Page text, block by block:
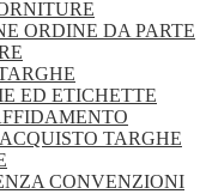
ORDINE DA PARTE
ED ETICHETTE
TARGHE
CONVENZIONI